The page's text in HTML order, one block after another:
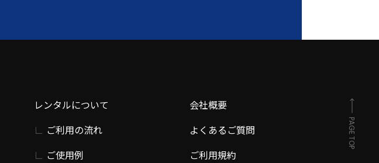
レンタルについて
ご利用の流れ
ご使用例
会社概要
よくあるご質問
ご利用規約
PAGE TOP